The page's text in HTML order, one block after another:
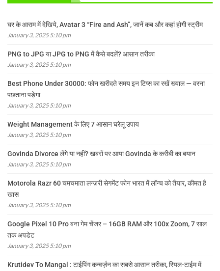
घर के आराम में देखिये, Avatar 3 “Fire and Ash”, जानें कब और कहां होगी स्ट्रीम
January 3, 2025 5:10 pm
PNG to JPG या JPG to PNG में कैसे बदलें? आसान तरीका
January 3, 2025 5:10 pm
Best Phone Under 30000: फोन खरीदते समय इन टिप्स का रखें ख्याल — वरना
पछताना पड़ेगा
January 3, 2025 5:10 pm
Weight Management के लिए 7 आसान घरेलू उपाय
January 3, 2025 5:10 pm
Govinda Divorce लेंगे या नहीं? खबरों पर आया Govinda के करीबी का बयान
January 3, 2025 5:10 pm
Motorola Razr 60 चमचमाता लग्ज़री सेगमेंट फोन भारत में लॉन्च को तैयार, कीमत है
खास
January 3, 2025 5:10 pm
Google Pixel 10 Pro बना गेम चेंजर – 16GB RAM और 100x Zoom, 7 साल
तक अपडेट
January 3, 2025 5:10 pm
Krutidev To Mangal : टाईपिंग कन्वर्ज़न का सबसे आसान तरीका, रियल-टाईम में